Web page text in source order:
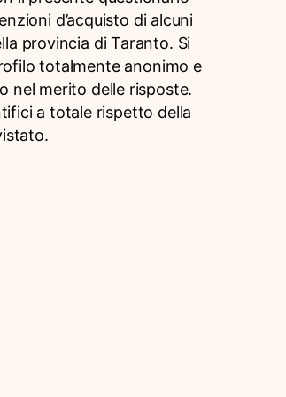
d’acquisto di alcuni
provincia di Taranto. Si
totalmente anonimo e
nel merito delle risposte.
a totale rispetto della